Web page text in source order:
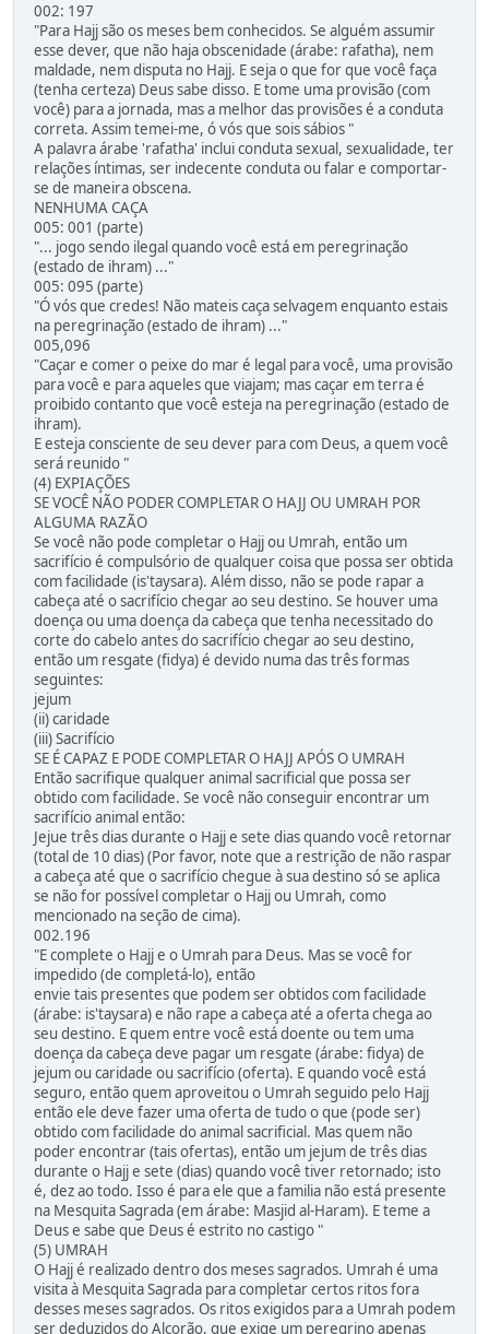
002: 197
"Para Hajj são os meses bem conhecidos. Se alguém assumir
esse dever, que não haja obscenidade (árabe: rafatha), nem
maldade, nem disputa no Hajj. E seja o que for que você faça
(tenha certeza) Deus sabe disso. E tome uma provisão (com
você) para a jornada, mas a melhor das provisões é a conduta
correta. Assim temei-me, ó vós que sois sábios "
A palavra árabe 'rafatha' inclui conduta sexual, sexualidade, ter
relações íntimas, ser indecente conduta ou falar e comportar-
se de maneira obscena.
NENHUMA CAÇA
005: 001 (parte)
"... jogo sendo ilegal quando você está em peregrinação
(estado de ihram) ..."
005: 095 (parte)
"Ó vós que credes! Não mateis caça selvagem enquanto estais
na peregrinação (estado de ihram) ..."
005,096
"Caçar e comer o peixe do mar é legal para você, uma provisão
para você e para aqueles que viajam; mas caçar em terra é
proibido contanto que você esteja na peregrinação (estado de
ihram).
E esteja consciente de seu dever para com Deus, a quem você
será reunido "
(4) EXPIAÇÕES
SE VOCÊ NÃO PODER COMPLETAR O HAJJ OU UMRAH POR
ALGUMA RAZÃO
Se você não pode completar o Hajj ou Umrah, então um
sacrifício é compulsório de qualquer coisa que possa ser obtida
com facilidade (is'taysara). Além disso, não se pode rapar a
cabeça até o sacrifício chegar ao seu destino. Se houver uma
doença ou uma doença da cabeça que tenha necessitado do
corte do cabelo antes do sacrifício chegar ao seu destino,
então um resgate (fidya) é devido numa das três formas
seguintes:
jejum
(ii) caridade
(iii) Sacrifício
SE É CAPAZ E PODE COMPLETAR O HAJJ APÓS O UMRAH
Então sacrifique qualquer animal sacrificial que possa ser
obtido com facilidade. Se você não conseguir encontrar um
sacrifício animal então:
Jejue três dias durante o Hajj e sete dias quando você retornar
(total de 10 dias) (Por favor, note que a restrição de não raspar
a cabeça até que o sacrifício chegue à sua destino só se aplica
se não for possível completar o Hajj ou Umrah, como
mencionado na seção de cima).
002.196
"E complete o Hajj e o Umrah para Deus. Mas se você for
impedido (de completá-lo), então
envie tais presentes que podem ser obtidos com facilidade
(árabe: is'taysara) e não rape a cabeça até a oferta chega ao
seu destino. E quem entre você está doente ou tem uma
doença da cabeça deve pagar um resgate (árabe: fidya) de
jejum ou caridade ou sacrifício (oferta). E quando você está
seguro, então quem aproveitou o Umrah seguido pelo Hajj
então ele deve fazer uma oferta de tudo o que (pode ser)
obtido com facilidade do animal sacrificial. Mas quem não
poder encontrar (tais ofertas), então um jejum de três dias
durante o Hajj e sete (dias) quando você tiver retornado; isto
é, dez ao todo. Isso é para ele que a familia não está presente
na Mesquita Sagrada (em árabe: Masjid al-Haram). E teme a
Deus e sabe que Deus é estrito no castigo "
(5) UMRAH
O Hajj é realizado dentro dos meses sagrados. Umrah é uma
visita à Mesquita Sagrada para completar certos ritos fora
desses meses sagrados. Os ritos exigidos para a Umrah podem
ser deduzidos do Alcorão, que exige um peregrino apenas